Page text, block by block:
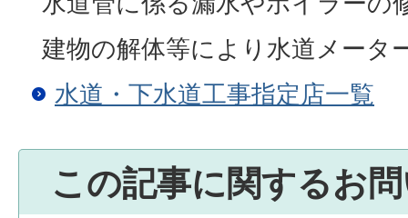
建物の解体等により水道メータ
水道・下水道工事指定店一覧
この記事に関するお